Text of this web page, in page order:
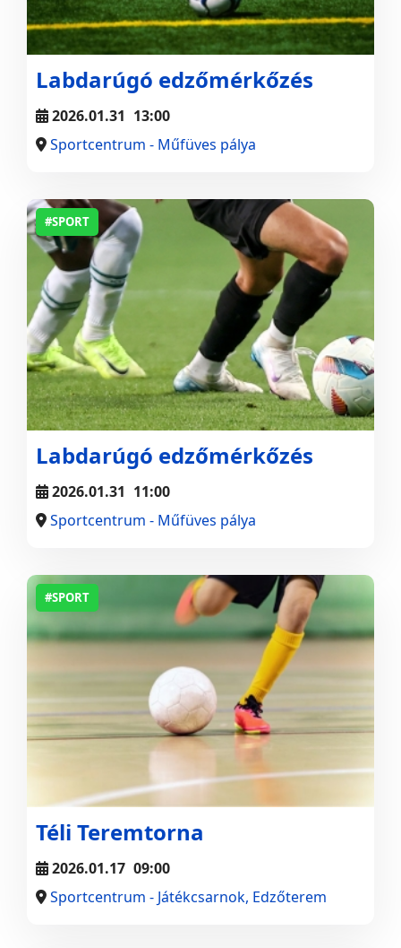
Labdarúgó edzőmérkőzés
2026.01.31 13:00
Sportcentrum - Műfüves pálya
#SPORT
Labdarúgó edzőmérkőzés
2026.01.31 11:00
Sportcentrum - Műfüves pálya
#SPORT
Téli Teremtorna
2026.01.17 09:00
Sportcentrum - Játékcsarnok, Edzőterem